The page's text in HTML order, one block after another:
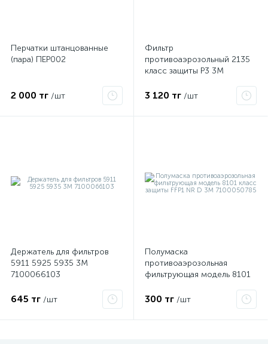
Перчатки штанцованные
(пара) ПЕР002
2 000 тг /шт
Фильтр
противоаэрозольный 2135
класс защиты Р3 3М
3 120 тг /шт
Держатель для фильтров
5911 5925 5935 3М
7100066103
645 тг /шт
Полумаска
противоаэрозольная
фильтрующая модель 8101
7100050785
300 тг /шт